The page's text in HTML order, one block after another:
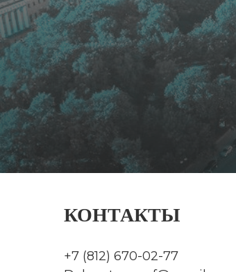
Виртуальная выставка
КОНТАКТЫ
+7 (812) 670-02-77